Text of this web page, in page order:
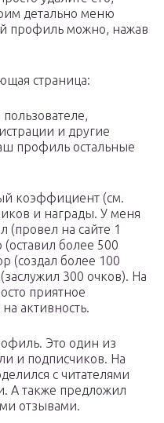
детально меню
профиль можно, нажав
страница:
и другие
профиль остальные
коэффициент (см.
и награды. У меня
(провел на сайте 1
более 500
(создал более 100
300 очков). На
приятное
активность.
Это один из
и подписчиков. На
с читателями
А также предложил
отзывами.